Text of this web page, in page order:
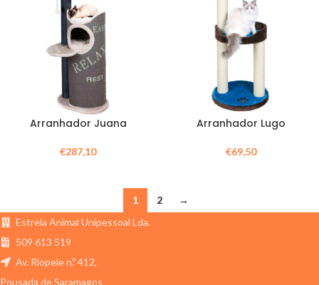
Arranhador Juana
€287,10
Arranhador Lugo
€69,50
1 2
→
Estrela Animal Unipessoal Lda.
509 613 519
Av. Riopele n.º 412,
Pousada de Saramagos